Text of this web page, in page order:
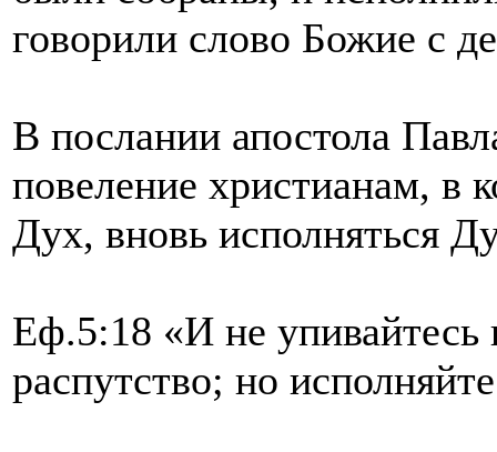
говорили слово Божие с
В послании апостола
повеление христианам, в
Дух, вновь исполняться
Еф.5:18 «И не упивайтесь
распутство; но